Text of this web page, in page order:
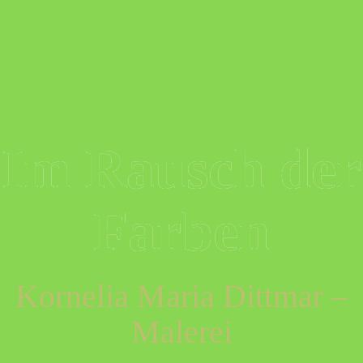
Im Rausch der
Farben
Kornelia Maria Dittmar –
Malerei